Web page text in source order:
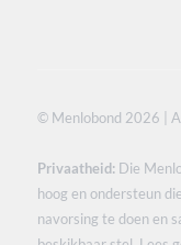
© Menlobond 2026 |
Privaatheid:Die
hoog en ondersteun
navorsing te doen en